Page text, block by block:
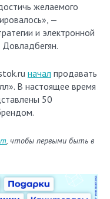
желаемого
—
и электронной
начал продавать
В настоящее время
50
, чтобы первыми быть в